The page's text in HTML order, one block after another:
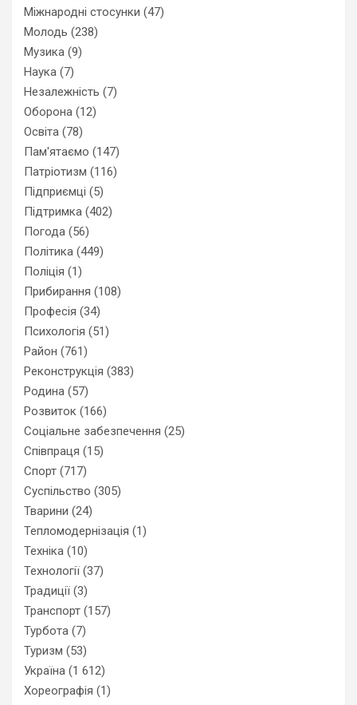
Міжнародні стосунки (47)
Молодь (238)
Музика (9)
Наука (7)
Незалежність (7)
Оборона (12)
Освіта (78)
Пам'ятаємо (147)
Патріотизм (116)
Підприємці (5)
Підтримка (402)
Погода (56)
Політика (449)
Поліція (1)
Прибирання (108)
Професія (34)
Психологія (51)
Район (761)
Реконструкція (383)
Родина (57)
Розвиток (166)
Соціальне забезпечення (25)
Співпраця (15)
Спорт (717)
Суспільство (305)
Тварини (24)
Тепломодернізація (1)
Техніка (10)
Технології (37)
Традиції (3)
Транспорт (157)
Турбота (7)
Туризм (53)
Україна (1 612)
Хореографія (1)